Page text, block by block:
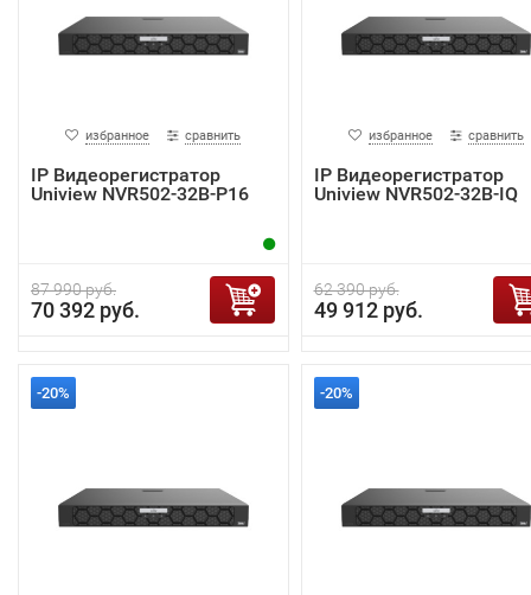
избранное сравнить
IP Видеорегистратор
Uniview NVR502-32B-P16
87 990 руб.
70 392 руб.
избранное сравнить
IP Видеорегистратор
Uniview NVR502-32B-IQ
62 390 руб.
49 912 руб.
-20% -20%